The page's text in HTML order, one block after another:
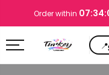
Order within
📍